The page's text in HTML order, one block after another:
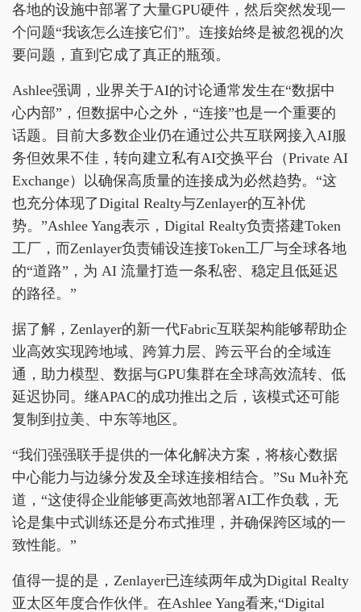
各地的设施中部署了大量GPU硬件，然后突然发现一
个问题“我该怎么连接它们”。连接始终是被忽视的次
要问题，直到它成了真正的瓶颈。
Ashlee强调，业界关于AI的讨论通常发生在“数据中
心内部”，但数据中心之外，“连接”也是一个重要的
话题。目前大多数企业仍在通过公共互联网接入AI服
务但效果不佳，转向建立私有AI交换平台（Private AI
Exchange）以确保高质量的连接成为必然趋势。“这
也充分体现了Digital Realty与Zenlayer的互补优
势。”Ashlee Yang表示，Digital Realty负责搭建Token
工厂，而Zenlayer负责铺设连接Token工厂与全球各地
的“道路”，为 AI 流量打造一条私密、稳定且低延迟
的路径。”
据了解，Zenlayer的新一代Fabric互联架构能够帮助企
业高效实现跨地域、跨算力层、跨云平台的全域连
通，助力模型、数据与GPU集群在全球高效流转、低
延迟协同。继APAC的成功推出之后，该模式还可能
复制到拉美、中东等地区。
“我们强强联手提供的一体化解决方案，将核心数据
中心能力与边缘分发及全球连接相结合。”Su Mu补充
道，“这使得企业能够更高效地部署AI工作负载，无
论是集中式训练还是分布式推理，并确保跨区域的一
致性能。”
值得一提的是，Zenlayer已连续两年成为Digital Realty
亚太区年度合作伙伴。在Ashlee Yang看来,“Digital